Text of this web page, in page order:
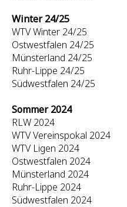
Winter 24/25
WTV Winter 24/25
Ostwestfalen 24/25
Münsterland 24/25
Ruhr-Lippe 24/25
Südwestfalen 24/25
Sommer 2024
RLW 2024
WTV Vereinspokal 2024
WTV Ligen 2024
Ostwestfalen 2024
Münsterland 2024
Ruhr-Lippe 2024
Südwestfalen 2024